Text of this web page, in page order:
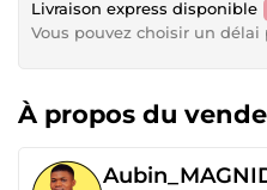
Livraison express disponible
Vous pouvez choisir un
À propos du